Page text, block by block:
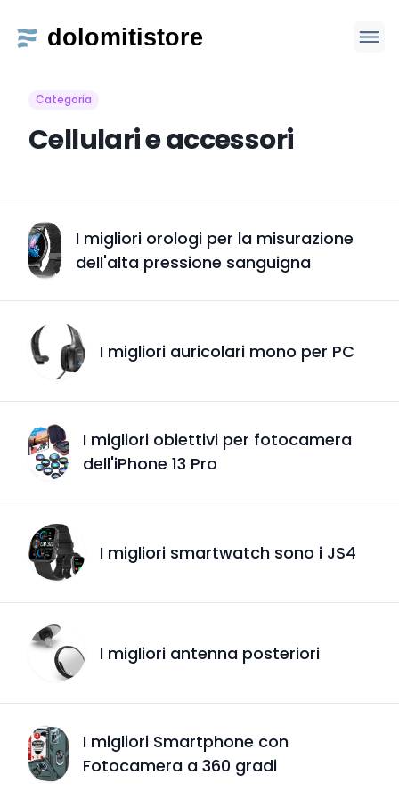
Categoria
Cellulari e accessori
I migliori orologi per la misurazione
dell'alta pressione sanguigna
I migliori auricolari mono per PC
I migliori obiettivi per fotocamera
dell'iPhone 13 Pro
I migliori smartwatch sono i JS4
I migliori antenna posteriori
I migliori Smartphone con
Fotocamera a 360 gradi